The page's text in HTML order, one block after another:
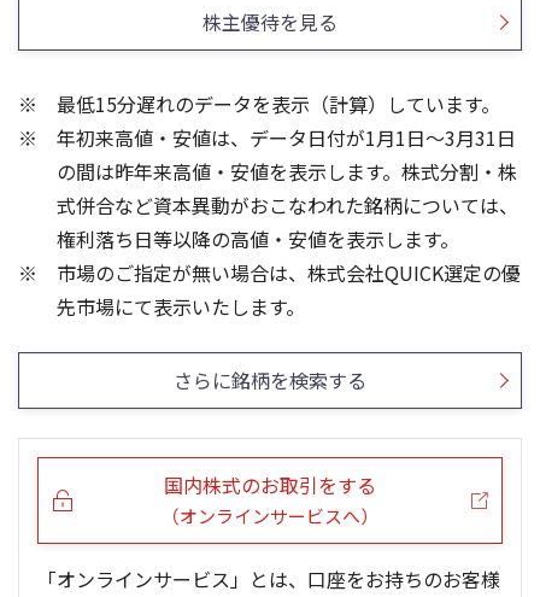
25/12
25/10
25/08
25/06
25/04
500
1,000
2,000
24/01
23/01
22/01
21/01
500
1,000
2,000
株主優待を見る
最低15分遅れのデータを表示（計算）しています。
年初来高値・安値は、データ日付が1月1日～3月31日
の間は昨年来高値・安値を表示します。株式分割・株
式併合など資本異動がおこなわれた銘柄については、
権利落ち日等以降の高値・安値を表示します。
市場のご指定が無い場合は、株式会社QUICK選定の優
先市場にて表示いたします。
さらに銘柄を検索する
国内株式のお取引をする
（オンラインサービスへ）
「オンラインサービス」とは、口座をお持ちのお客様